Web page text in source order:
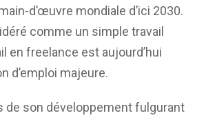
d’œuvre mondiale d’ici 2030.
comme un simple travail
en freelance est aujourd’hui
d’emploi majeure.
de son développement fulgurant